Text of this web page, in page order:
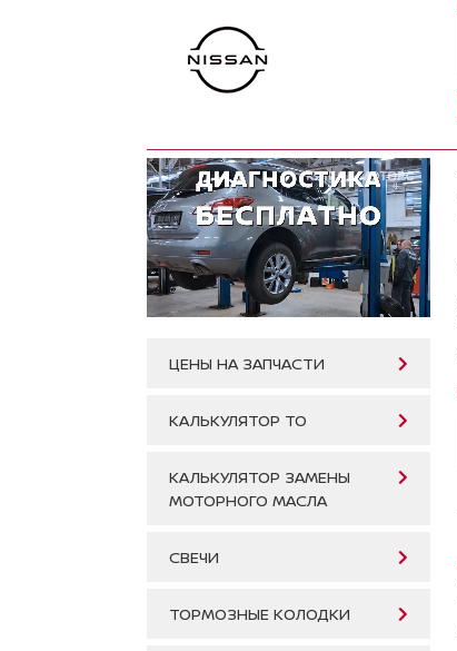
ЦЕНЫ НА ЗАПЧАСТИ
КАЛЬКУЛЯТОР ТО
КАЛЬКУЛЯТОР ЗАМЕНЫ
МОТОРНОГО МАСЛА
СВЕЧИ
ТОРМОЗНЫЕ КОЛОДКИ